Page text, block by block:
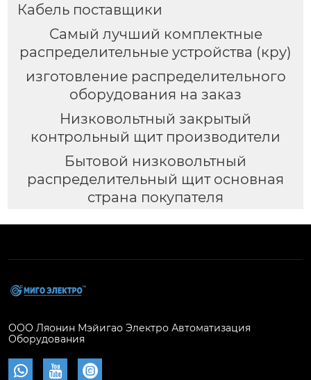
Кабель поставщики
Самый лучший комплектные
распределительные устройства (кру)
изготовление распределительного
оборудования на заказ
Низковольтный закрытый
контрольный щит производители
Бытовой низковольтный
распределительный щит основная
страна покупателя
ООО Ляонин Мэйигао Электро Автоматизация
Оборудования
  